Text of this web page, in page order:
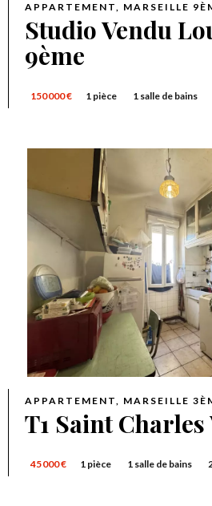
APPARTEMENT, MARSEILLE
Studio Vendu
9ème
150 000 € 1 pièce 1 salle de bains
APPARTEMENT, MARSEILLE
T1 Saint
45 000 € 1 pièce 1 salle de bains